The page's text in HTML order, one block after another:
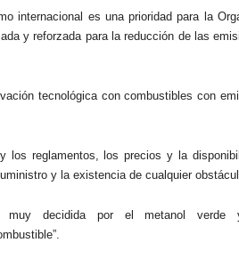
internacional es una prioridad para la
y reforzada para la reducción de las
tecnológica con combustibles con
los reglamentos, los precios y la
y la existencia de cualquier
muy decidida por el metanol